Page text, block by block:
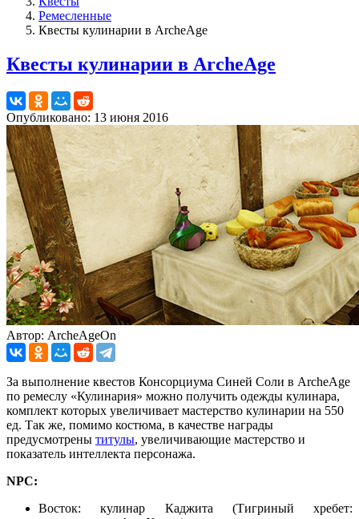
Ремесленные
Квесты кулинарии в ArcheAge
Квесты кулинарии в ArcheAge
Опубликовано: 13 июня 2016
Автор: ArcheAgeOn
За выполнение квестов Консорциума Синей Соли в ArcheAge
по ремеслу «Кулинария» можно получить одежды кулинара,
комплект которых увеличивает мастерство кулинарии на 550
ед. Так же, помимо костюма, в качестве награды
предусмотрены титулы, увеличивающие мастерство и
показатель интеллекта персонажа.
NPC:
Восток: кулинар Каджита
(Тигриный хребет: